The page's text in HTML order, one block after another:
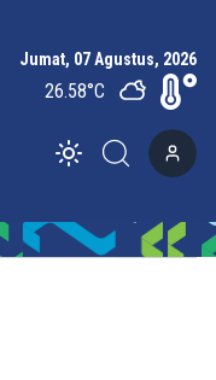
Jumat, 07 Agustus, 2026
26.58°C
Toggle theme